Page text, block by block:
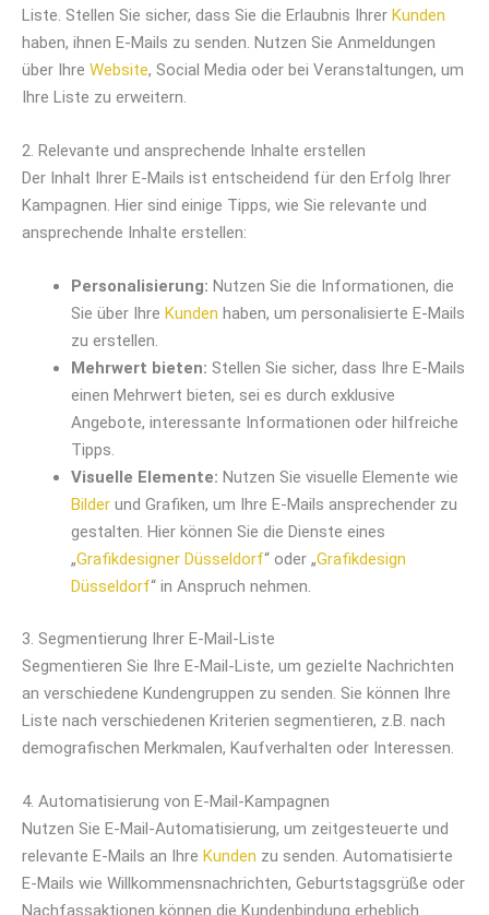
Liste. Stellen Sie sicher, dass Sie die Erlaubnis Ihrer Kunden
haben, ihnen E-Mails zu senden. Nutzen Sie Anmeldungen
über Ihre Website, Social Media oder bei Veranstaltungen, um
Ihre Liste zu erweitern.
2. Relevante und ansprechende Inhalte erstellen
Der Inhalt Ihrer E-Mails ist entscheidend für den Erfolg Ihrer
Kampagnen. Hier sind einige Tipps, wie Sie relevante und
ansprechende Inhalte erstellen:
Personalisierung: Nutzen Sie die Informationen, die
Sie über Ihre Kunden haben, um personalisierte E-Mails
zu erstellen.
Mehrwert bieten: Stellen Sie sicher, dass Ihre E-Mails
einen Mehrwert bieten, sei es durch exklusive
Angebote, interessante Informationen oder hilfreiche
Tipps.
Visuelle Elemente: Nutzen Sie visuelle Elemente wie
Bilder und Grafiken, um Ihre E-Mails ansprechender zu
gestalten. Hier können Sie die Dienste eines
„Grafikdesigner Düsseldorf“ oder „Grafikdesign
Düsseldorf“ in Anspruch nehmen.
3. Segmentierung Ihrer E-Mail-Liste
Segmentieren Sie Ihre E-Mail-Liste, um gezielte Nachrichten
an verschiedene Kundengruppen zu senden. Sie können Ihre
Liste nach verschiedenen Kriterien segmentieren, z.B. nach
demografischen Merkmalen, Kaufverhalten oder Interessen.
4. Automatisierung von E-Mail-Kampagnen
Nutzen Sie E-Mail-Automatisierung, um zeitgesteuerte und
relevante E-Mails an Ihre Kunden zu senden. Automatisierte
E-Mails wie Willkommensnachrichten, Geburtstagsgrüße oder
Nachfassaktionen können die Kundenbindung erheblich